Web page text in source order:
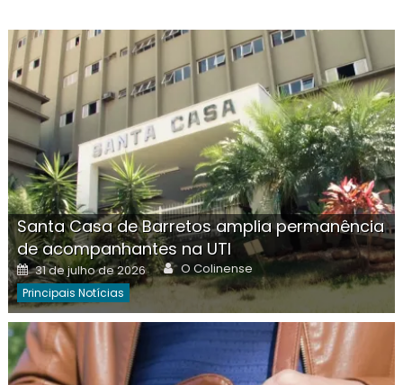
Santa Casa de Barretos amplia permanência
de acompanhantes na UTI
Posted
on
31 de julho de 2026 Author
O Colinense
Principais Notícias